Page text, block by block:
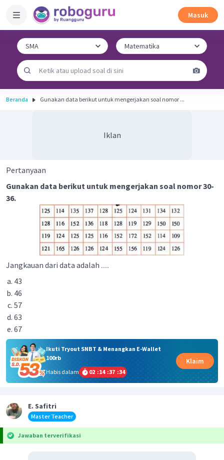
Masuk
Beranda Gunakan data berikut untuk mengerjakan soal nomor ...
Iklan
Pertanyaan
Gunakan data berikut untuk mengerjakan soal nomor 30-
36.
Jangkauan dari data adalah ....
43
46
57
63
67
Ikuti Tryout SNBT & Menangkan E-Wallet
100rb
Habis dalam
02 :14 :37 :33
Klaim
E. Safitri
Master Teacher
Jawaban terverifikasi